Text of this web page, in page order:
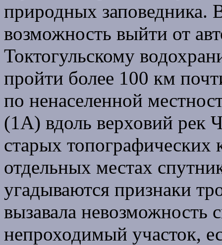
природных заповедника.
возможность выйти от
Токтогульскому
пройти более 100 км
по ненаселенной
(1А) вдоль верховий рек
старых топографических
отдельных местах
угадываются признаки
вызавала невозможность
непроходимый участок,